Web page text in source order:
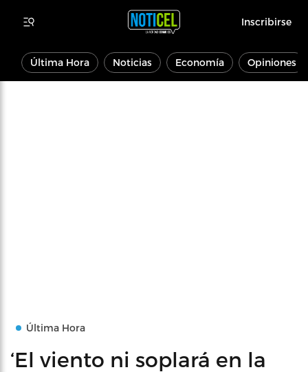
Inscribirse
Última Hora Noticias Economía Opiniones
Última Hora
‘El viento ni soplará en la